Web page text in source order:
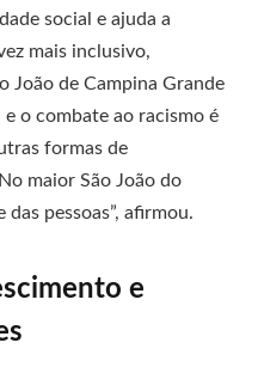
social e ajuda a
mais inclusivo,
João de Campina Grande
o combate ao racismo é
formas de
maior São João do
pessoas”, afirmou.
e